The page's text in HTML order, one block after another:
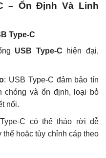
– Ổn Định Và Linh
Type-C
USB Type-C hiện đại,
: USB Type-C đảm bảo tín
chóng và ổn định, loại bỏ
nối.
C có thể tháo rời dễ
hoặc tùy chỉnh cáp theo